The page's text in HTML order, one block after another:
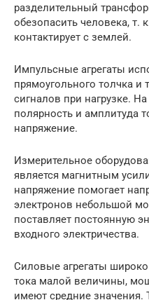
разделительный
обезопасить человека, т.
контактирует с землей.
Импульсные агрегаты
прямоугольного толчка и
сигналов при нагрузке.
полярность и амплитуда
напряжение.
Измерительное
является магнитным
напряжение помогает
электронов небольшой
поставляет постоянную
входного электричества.
Силовые агрегаты широко
тока малой величины,
имеют средние